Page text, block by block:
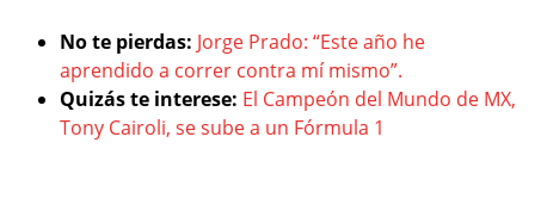
No te pierdas: Jorge Prado: “Este año he
aprendido a correr contra mí mismo”.
Quizás te interese: El Campeón del Mundo de MX,
Tony Cairoli, se sube a un Fórmula 1